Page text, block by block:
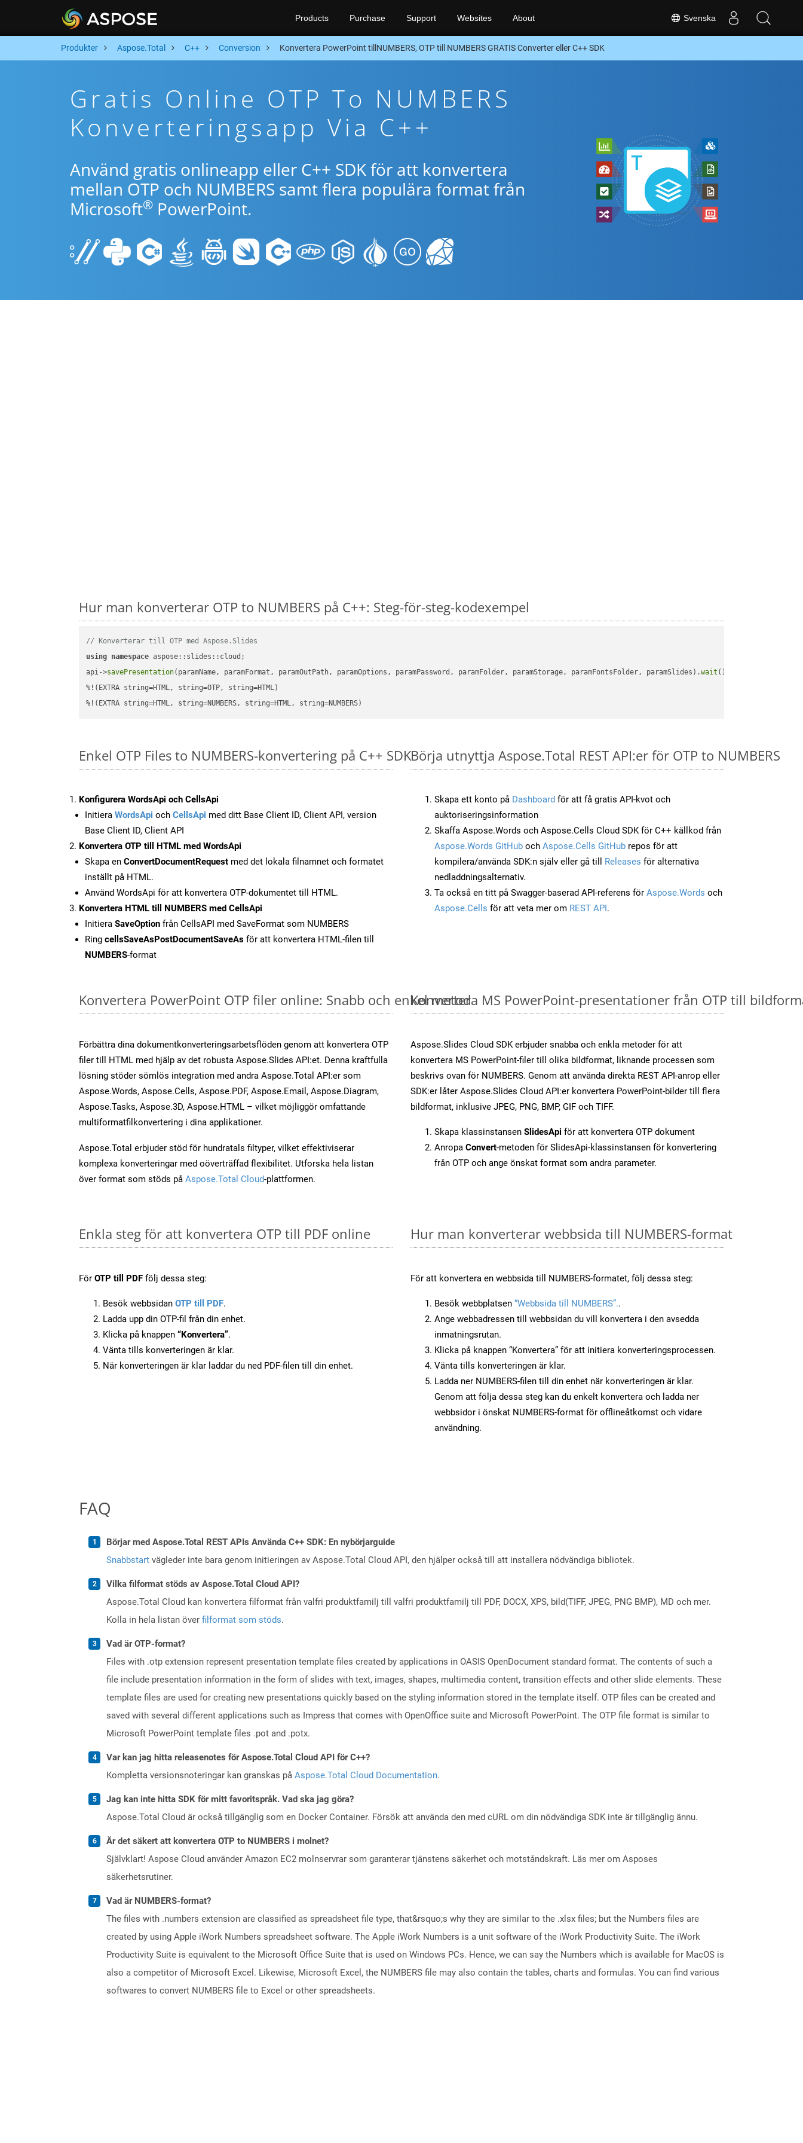
Svenska
Products Purchase Support Websites About
Produkter Aspose.Total C++ Conversion Konvertera PowerPoint tillNUMBERS, OTP till NUMBERS GRATIS Converter eller C++ SDK
Gratis Online OTP To NUMBERS
Konverteringsapp Via C++
Använd gratis onlineapp eller C++ SDK för att konvertera
mellan OTP och NUMBERS samt flera populära format från
Microsoft® PowerPoint.
Hur man konverterar OTP to NUMBERS på C++: Steg-för-steg-kodexempel
// Konverterar till OTP med Aspose.Slides
using namespace aspose::slides::cloud;
api->savePresentation(paramName, paramFormat, paramOutPath, paramOptions, paramPassword, paramFolder, paramStorage, paramFontsFolder, paramSlides).wait ();
%!(EXTRA string=HTML, string=OTP, string=HTML)
%!(EXTRA string=HTML, string=NUMBERS, string=HTML, string=NUMBERS)
Enkel OTP Files to NUMBERS-konvertering på C++ SDK
Konfigurera WordsApi och CellsApi
Initiera WordsApi och CellsApi med ditt Base Client ID, Client API, version
Base Client ID, Client API
Konvertera OTP till HTML med WordsApi
Skapa en ConvertDocumentRequest med det lokala filnamnet och formatet
inställt på HTML.
Använd WordsApi för att konvertera OTP-dokumentet till HTML.
Konvertera HTML till NUMBERS med CellsApi
Initiera SaveOption från CellsAPI med SaveFormat som NUMBERS
Ring cellsSaveAsPostDocumentSaveAs för att konvertera HTML-filen till
NUMBERS-format
Börja utnyttja Aspose.Total REST API:er för OTP to NUMBERS
Skapa ett konto på Dashboard för att få gratis API-kvot och
auktoriseringsinformation
Skaffa Aspose.Words och Aspose.Cells Cloud SDK för C++ källkod från
Aspose.Words GitHub och Aspose.Cells GitHub repos för att
kompilera/använda SDK:n själv eller gå till Releases för alternativa
nedladdningsalternativ.
Ta också en titt på Swagger-baserad API-referens för Aspose.Words och
Aspose.Cells för att veta mer om REST API.
Konvertera PowerPoint OTP filer online: Snabb och enkel metod
Förbättra dina dokumentkonverteringsarbetsflöden genom att konvertera OTP
filer till HTML med hjälp av det robusta Aspose.Slides API:et. Denna kraftfulla
lösning stöder sömlös integration med andra Aspose.Total API:er som
Aspose.Words, Aspose.Cells, Aspose.PDF, Aspose.Email, Aspose.Diagram,
Aspose.Tasks, Aspose.3D, Aspose.HTML – vilket möjliggör omfattande
multiformatfilkonvertering i dina applikationer.
Aspose.Total erbjuder stöd för hundratals filtyper, vilket effektiviserar
komplexa konverteringar med oöverträffad flexibilitet. Utforska hela listan
över format som stöds på Aspose.Total Cloud-plattformen.
Konvertera MS PowerPoint-presentationer från OTP till
Aspose.Slides Cloud SDK erbjuder snabba och enkla metoder för att
konvertera MS PowerPoint-filer till olika bildformat, liknande processen som
beskrivs ovan för NUMBERS. Genom att använda direkta REST API-anrop eller
SDK:er låter Aspose.Slides Cloud API:er konvertera PowerPoint-bilder till flera
bildformat, inklusive JPEG, PNG, BMP, GIF och TIFF.
Skapa klassinstansen SlidesApi för att konvertera OTP dokument
Anropa Convert-metoden för SlidesApi-klassinstansen för konvertering
från OTP och ange önskat format som andra parameter.
Enkla steg för att konvertera OTP till PDF online
För OTP till PDF följ dessa steg:
Besök webbsidan OTP till PDF.
Ladda upp din OTP-fil från din enhet.
Klicka på knappen “Konvertera”.
Vänta tills konverteringen är klar.
När konverteringen är klar laddar du ned PDF-filen till din enhet.
Hur man konverterar webbsida till NUMBERS-format
För att konvertera en webbsida till NUMBERS-formatet, följ dessa steg:
Besök webbplatsen “Webbsida till NUMBERS”..
Ange webbadressen till webbsidan du vill konvertera i den avsedda
inmatningsrutan.
Klicka på knappen “Konvertera” för att initiera konverteringsprocessen.
Vänta tills konverteringen är klar.
Ladda ner NUMBERS-filen till din enhet när konverteringen är klar.
Genom att följa dessa steg kan du enkelt konvertera och ladda ner
webbsidor i önskat NUMBERS-format för offlineåtkomst och vidare
användning.
FAQ
Börjar med Aspose.Total REST APIs Använda C++ SDK: En nybörjarguide
Snabbstart vägleder inte bara genom initieringen av Aspose.Total Cloud API, den hjälper också till att installera nödvändiga bibliotek.
Vilka filformat stöds av Aspose.Total Cloud API?
Aspose.Total Cloud kan konvertera filformat från valfri produktfamilj till valfri produktfamilj till PDF, DOCX, XPS, bild(TIFF, JPEG, PNG BMP), MD och mer.
Kolla in hela listan över filformat som stöds.
Vad är OTP-format?
Files with .otp extension represent presentation template files created by applications in OASIS OpenDocument standard format. The contents of such a
file include presentation information in the form of slides with text, images, shapes, multimedia content, transition effects and other slide elements. These
template files are used for creating new presentations quickly based on the styling information stored in the template itself. OTP files can be created and
saved with several different applications such as Impress that comes with OpenOffice suite and Microsoft PowerPoint. The OTP file format is similar to
Microsoft PowerPoint template files .pot and .potx.
Var kan jag hitta releasenotes för Aspose.Total Cloud API för C++?
Kompletta versionsnoteringar kan granskas på Aspose.Total Cloud Documentation.
Jag kan inte hitta SDK för mitt favoritspråk. Vad ska jag göra?
Aspose.Total Cloud är också tillgänglig som en Docker Container. Försök att använda den med cURL om din nödvändiga SDK inte är tillgänglig ännu.
Är det säkert att konvertera OTP to NUMBERS i molnet?
Självklart! Aspose Cloud använder Amazon EC2 molnservrar som garanterar tjänstens säkerhet och motståndskraft. Läs mer om Asposes
säkerhetsrutiner.
Vad är NUMBERS-format?
The files with .numbers extension are classified as spreadsheet file type, that&rsquo;s why they are similar to the .xlsx files; but the Numbers files are
created by using Apple iWork Numbers spreadsheet software. The Apple iWork Numbers is a unit software of the iWork Productivity Suite. The iWork
Productivity Suite is equivalent to the Microsoft Office Suite that is used on Windows PCs. Hence, we can say the Numbers which is available for MacOS is
also a competitor of Microsoft Excel. Likewise, Microsoft Excel, the NUMBERS file may also contain the tables, charts and formulas. You can find various
softwares to convert NUMBERS file to Excel or other spreadsheets.